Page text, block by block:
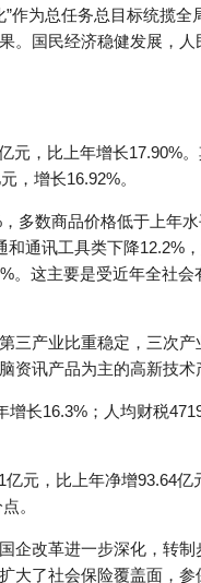
作为总任务总目标统揽
国民经济稳健发展，
，比上年增长17.90%
，增长16.92%。
多数商品价格低于上年
通讯工具类下降12.2%
这主要是受近年全社
产业比重稳定，三次产
讯产品为主的高新技术
长16.3%；人均财税
元，比上年净增93.64
。
改革进一步深化，转
了社会保险覆盖面，